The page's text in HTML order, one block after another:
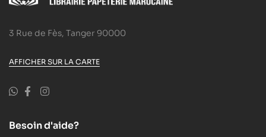
3 Rue de Fès, Tanger 90000
AFFICHER SUR LA CARTE
Besoin d'aide?